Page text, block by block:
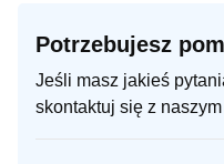
Potrzebujesz
Jeśli masz jakieś
skontaktuj się z naszym